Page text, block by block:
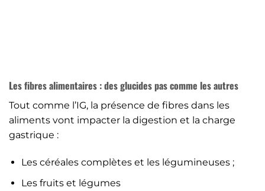
Les fibres alimentaires : des glucides pas comme les autres
Tout comme l’IG, la présence de fibres dans les
aliments vont impacter la digestion et la charge
gastrique :
Les céréales complètes et les légumineuses ;
Les fruits et légumes